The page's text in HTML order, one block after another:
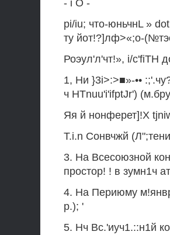
- i О -
pi/iu; что-юньчнL »
ту йот!?]лф>«;о-
Роэул'л'чт!», i/c'fiTH
1, Ни }3i>:>■»-••
ч HTnuu'i'ifptJr')
Яя й нонферет]!Х
T.i.n Сонвчжй
3. На Всесоюзной
простор! ! в зумн1ч
4. На Периюму
р.); '
5. Нч Вс.'иуч1.::н1й